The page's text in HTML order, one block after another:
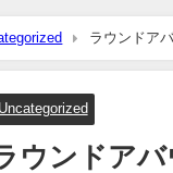
ラウンドア
Uncategorized
ウンドア